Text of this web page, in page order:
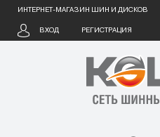
ИНТЕРНЕТ-МАГАЗИН ШИН И ДИСКОВ
ВХОД РЕГИСТРАЦИЯ